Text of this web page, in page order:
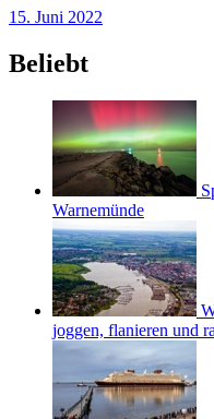
15. Juni 2022
Beliebt
Warnemünde
joggen, flanieren und